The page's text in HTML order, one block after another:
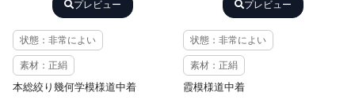
プレビュー
状態：非常によい
素材：正絹
本総絞り幾何学模様道中着
プレビュー
状態：非常によい
素材：正絹
霞模様道中着